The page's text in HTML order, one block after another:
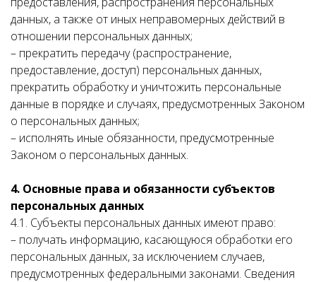
данных, а также от иных неправомерных действий в
отношении персональных данных;
– прекратить передачу (распространение,
предоставление, доступ) персональных данных,
прекратить обработку и уничтожить персональные
данные в порядке и случаях, предусмотренных Законом
о персональных данных;
– исполнять иные обязанности, предусмотренные
Законом о персональных данных.
4. Основные права и обязанности субъектов
персональных данных
4.1. Субъекты персональных данных имеют право:
– получать информацию, касающуюся обработки его
персональных данных, за исключением случаев,
предусмотренных федеральными законами. Сведения